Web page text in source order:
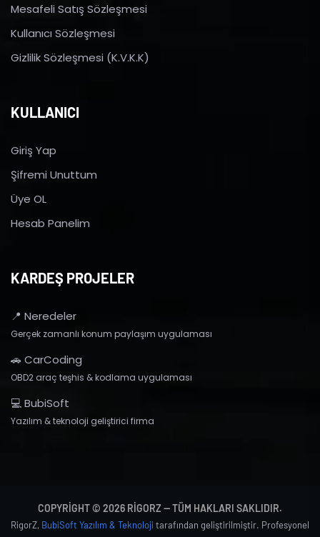
Mesafeli Satış Sözleşmesi
Kullanıcı Sözleşmesi
Gizlilik Sözleşmesi (K.V.K.K)
KULLANICI
Giriş Yap
Şifremi Unuttum
Üye OL
Hesab Panelim
KARDEŞ PROJELER
📍 Neredeler
Gerçek zamanlı konum paylaşım uygulaması
🚗 CarCoding
OBD2 araç teşhis & kodlama uygulaması
💻 BubiSoft
Yazılım & teknoloji geliştirici firma
COPYRIGHT © 2026 RIGORZ — TÜM HAKLARI SAKLIDIR.
RigorZ, BubiSoft Yazılım & Teknoloji tarafından geliştirilmiştir. Profesyonel